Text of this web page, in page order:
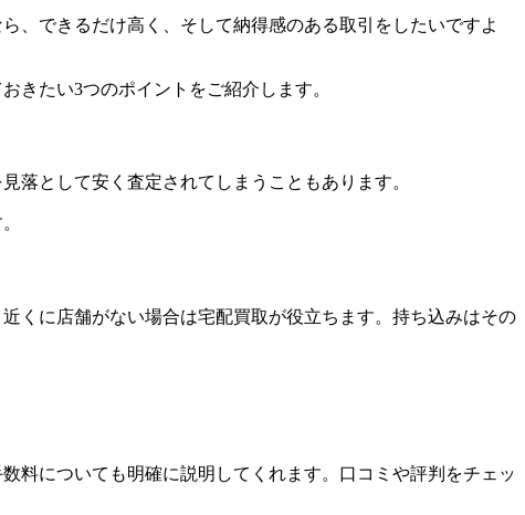
、できるだけ高く、そして納得感のある取引をしたいですよ
きたい3つのポイントをご紹介します。
落として安く査定されてしまうこともあります。
くに店舗がない場合は宅配買取が役立ちます。持ち込みはその
料についても明確に説明してくれます。口コミや評判をチェッ